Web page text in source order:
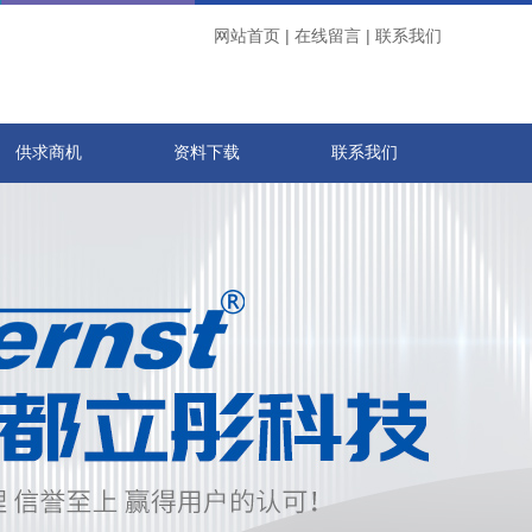
网站首页 | 在线留言 | 联系我们
供求商机 资料下载 联系我们